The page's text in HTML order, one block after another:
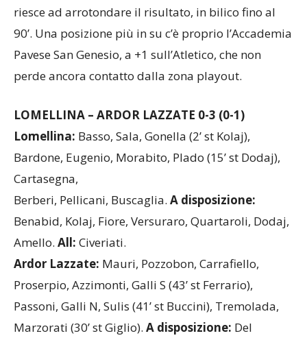
riesce ad arrotondare il risultato, in bilico fino al
90’. Una posizione più in su c’è proprio l’Accademia
Pavese San Genesio, a +1 sull’Atletico, che non
perde ancora contatto dalla zona playout.
LOMELLINA – ARDOR LAZZATE 0-3 (0-1)
Lomellina: Basso, Sala, Gonella (2’ st Kolaj),
Bardone, Eugenio, Morabito, Plado (15’ st Dodaj),
Cartasegna,
Berberi, Pellicani, Buscaglia. A disposizione:
Benabid, Kolaj, Fiore, Versuraro, Quartaroli, Dodaj,
Amello. All: Civeriati.
Ardor Lazzate: Mauri, Pozzobon, Carrafiello,
Proserpio, Azzimonti, Galli S (43’ st Ferrario),
Passoni, Galli N, Sulis (41’ st Buccini), Tremolada,
Marzorati (30’ st Giglio). A disposizione: Del